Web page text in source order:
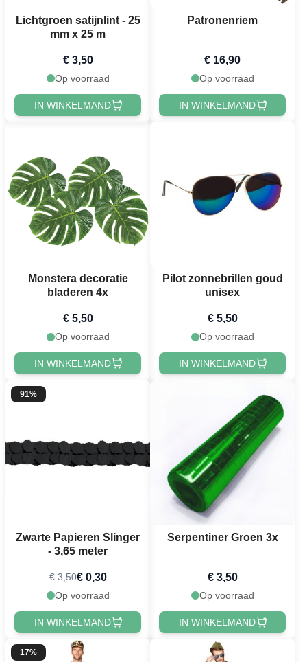
Lichtgroen satijnlint - 25
mm x 25 m
€ 3,50
Op voorraad
IN WINKELMAND
Patronenriem
€ 16,90
Op voorraad
IN WINKELMAND
Monstera decoratie
bladeren 4x
€ 5,50
Op voorraad
IN WINKELMAND
Pilot zonnebrillen goud
unisex
€ 5,50
Op voorraad
IN WINKELMAND
91%
Zwarte Papieren Slinger
- 3,65 meter
€ 3,50€ 0,30
Op voorraad
IN WINKELMAND
Serpentiner Groen 3x
€ 3,50
Op voorraad
IN WINKELMAND
17%